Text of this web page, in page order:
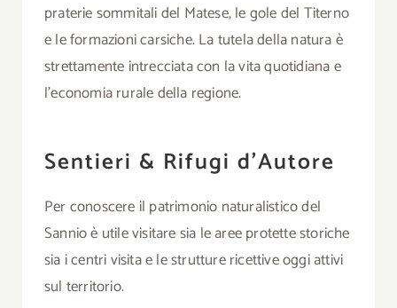
praterie sommitali del Matese, le gole del Titerno
e le formazioni carsiche. La tutela della natura è
strettamente intrecciata con la vita quotidiana e
l’economia rurale della regione.
Sentieri & Rifugi d’Autore
Per conoscere il patrimonio naturalistico del
Sannio è utile visitare sia le aree protette storiche
sia i centri visita e le strutture ricettive oggi attivi
sul territorio.